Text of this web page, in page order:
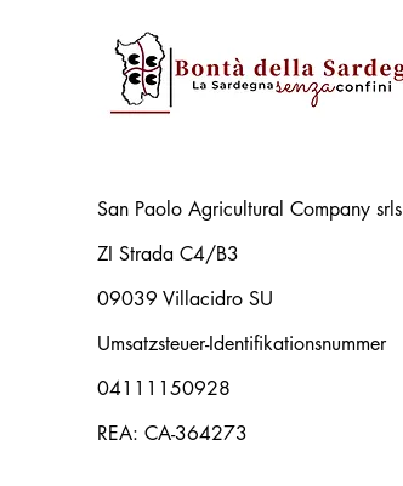
San Paolo Agricultural Company srls
ZI Strada C4/B3
09039 Villacidro SU
Umsatzsteuer-Identifikationsnummer
04111150928
REA: CA-364273